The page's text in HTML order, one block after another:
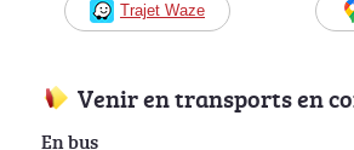
Trajet Waze
Venir en transports en
En bus